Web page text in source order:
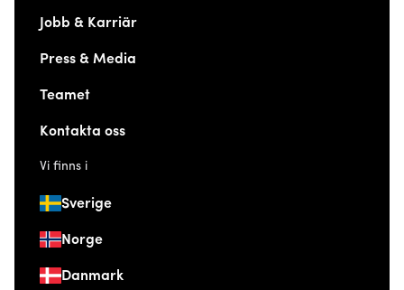
Jobb & Karriär
Press & Media
Teamet
Kontakta oss
Vi finns i
Sverige
Norge
Danmark